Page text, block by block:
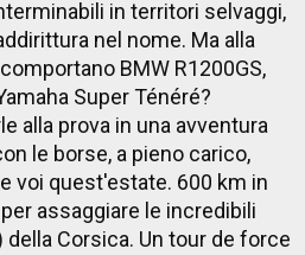
in territori selvaggi,
nel nome. Ma alla
BMW R1200GS,
Super Ténéré?
alla prova in una avventura
le borse, a pieno carico,
voi quest'estate. 600 km in
assaggiare le incredibili
Corsica. Un tour de force